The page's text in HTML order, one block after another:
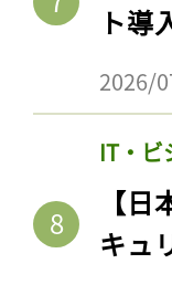
ト導
2026/
IT・ビ
【
キュ